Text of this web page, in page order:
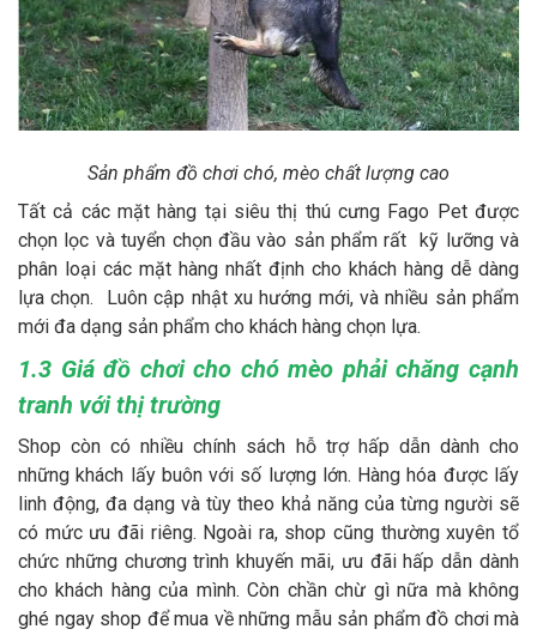
Sản phẩm đồ chơi chó, mèo chất lượng cao
Tất cả các mặt hàng tại siêu thị thú cưng Fago Pet được
chọn lọc và tuyển chọn đầu vào sản phẩm rất kỹ lưỡng và
phân loại các mặt hàng nhất định cho khách hàng dễ dàng
lựa chọn. Luôn cập nhật xu hướng mới, và nhiều sản phẩm
mới đa dạng sản phẩm cho khách hàng chọn lựa.
1.3 Giá đồ chơi cho chó mèo phải chăng cạnh
tranh với thị trường
Shop còn có nhiều chính sách hỗ trợ hấp dẫn dành cho
những khách lấy buôn với số lượng lớn. Hàng hóa được lấy
linh động, đa dạng và tùy theo khả năng của từng người sẽ
có mức ưu đãi riêng. Ngoài ra, shop cũng thường xuyên tổ
chức những chương trình khuyến mãi, ưu đãi hấp dẫn dành
cho khách hàng của mình. Còn chần chừ gì nữa mà không
ghé ngay shop để mua về những mẫu sản phẩm đồ chơi mà